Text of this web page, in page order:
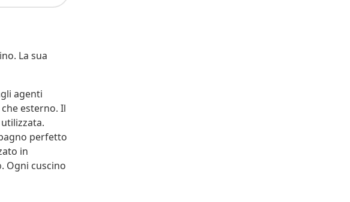
La sua
agenti
esterno. Il
perfetto
in
Ogni cuscino